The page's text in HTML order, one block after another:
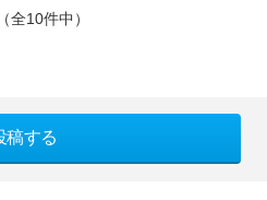
全10件中）
稿する